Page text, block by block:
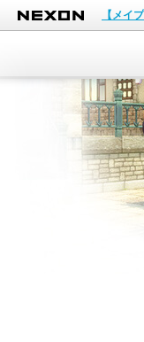
NEXON
【メイ